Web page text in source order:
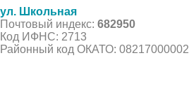
ул. Школьная
Почтовый индекс: 682950
Код ИФНС: 2713
Районный код ОКАТО: 08217000002